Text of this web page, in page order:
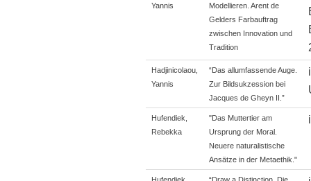
Yannis
Modellieren. Arent de
Gelders Farbauftrag
zwischen Innovation und
Tradition
Hadjinicolaou,
Yannis
“Das allumfassende Auge.
Zur Bildsukzession bei
Jacques de Gheyn II.”
Hufendiek,
Rebekka
"Das Muttertier am
Ursprung der Moral.
Neuere naturalistische
Ansätze in der Metaethik."